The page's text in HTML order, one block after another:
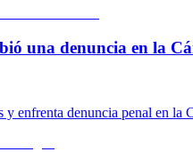
una denuncia en la
enfrenta denuncia penal en la